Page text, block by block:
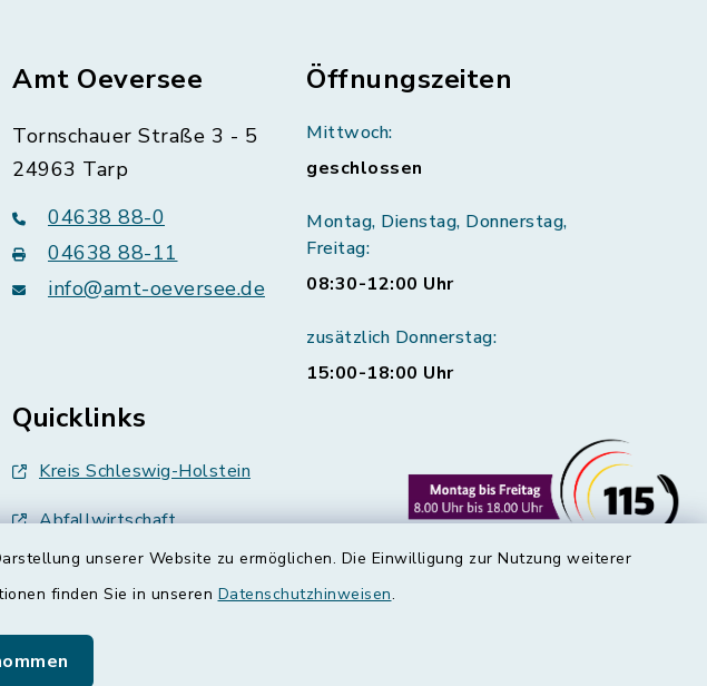
unserer Website zu ermöglichen. Die Einwilligung zur Nutzung weiterer
finden Sie in unseren Datenschutzhinweisen.
Amt Oeversee
Tornschauer Straße 3 - 5
24963 Tarp
04638 88-0
04638 88-11
info@amt-oeversee.de
Öffnungszeiten
Mittwoch:
geschlossen
Montag, Dienstag, Donnerstag,
Freitag:
08:30-12:00 Uhr
zusätzlich Donnerstag:
15:00-18:00 Uhr
Quicklinks
Kreis Schleswig-Holstein
Abfallwirtschaft
Grünes Binnenland
Schulverband Sieverstedt